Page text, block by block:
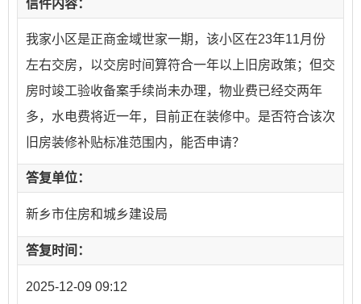
信件内容：
我家小区是正商金域世家一期，该小区在23年11月份
左右交房，以交房时间算符合一年以上旧房政策；但交
房时竣工验收备案手续尚未办理，物业费已经交两年
多，水电费将近一年，目前正在装修中。是否符合该次
旧房装修补贴标准范围内，能否申请？
答复单位：
新乡市住房和城乡建设局
答复时间：
2025-12-09 09:12